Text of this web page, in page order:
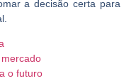
a decisão certa para
o futuro